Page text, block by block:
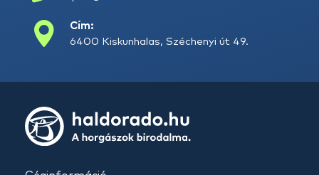
Cím:
6400 Kiskunhalas, Széchenyi út 49.